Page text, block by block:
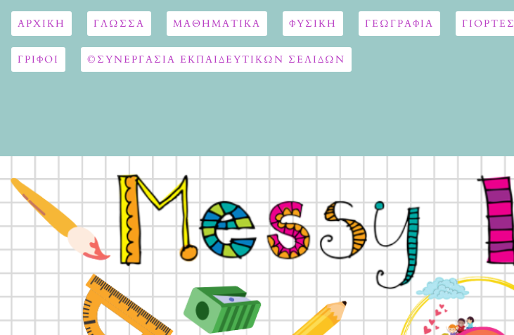
ΑΡΧΙΚΉ ΓΛΏΣΣΑ ΜΑΘΗΜΑΤΙΚΆ ΦΥΣΙΚΗ ΓΕΩΓΡΑΦΊΑ ΓΙΟΡΤΈΣ
ΓΡΙΦΟΙ ©ΣΥΝΕΡΓΑΣΙΑ ΕΚΠΑΙΔΕΥΤΙΚΩΝ ΣΕΛΙΔΩΝ